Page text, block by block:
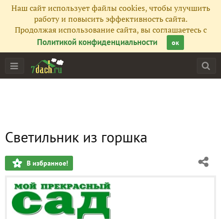
Наш сайт использует файлы cookies, чтобы улучшить
работу и повысить эффективность сайта.
Продолжая использование сайта, вы соглашаетесь с
Политикой конфиденциальности
ок
Светильник из горшка
В избранное!